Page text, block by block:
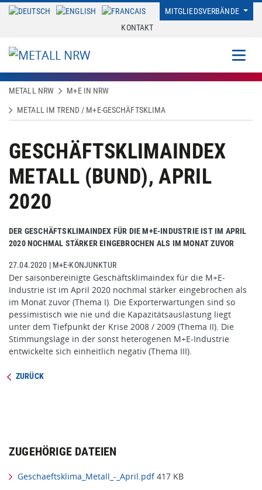
MITGLIEDSVERBÄNDE
KONTAKT
METALL NRW M+E IN NRW
METALL IM TREND / M+E-GESCHÄFTSKLIMA
GESCHÄFTSKLIMAINDEX
METALL (BUND), APRIL
2020
DER GESCHÄFTSKLIMAINDEX FÜR DIE M+E-INDUSTRIE IST IM APRIL
2020 NOCHMAL STÄRKER EINGEBROCHEN ALS IM MONAT ZUVOR
27.04.2020 | M+E-KONJUNKTUR
Der saisonbereinigte Geschäftsklimaindex für die M+E-
Industrie ist im April 2020 nochmal stärker eingebrochen als
im Monat zuvor (Thema I). Die Exporterwartungen sind so
pessimistisch wie nie und die Kapazitätsauslastung liegt
unter dem Tiefpunkt der Krise 2008 / 2009 (Thema II). Die
Stimmungslage in der sonst heterogenen M+E-Industrie
entwickelte sich einheitlich negativ (Thema III).
ZURÜCK
ZUGEHÖRIGE DATEIEN
Geschaeftsklima_Metall_-_April.pdf417 KB